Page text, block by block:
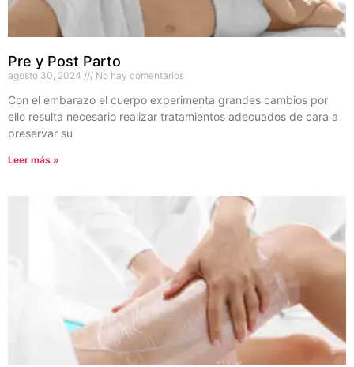
Pre y Post Parto
agosto 30, 2024 No hay comentarios
Con el embarazo el cuerpo experimenta grandes cambios por
ello resulta necesario realizar tratamientos adecuados de cara a
preservar su
Leer más »